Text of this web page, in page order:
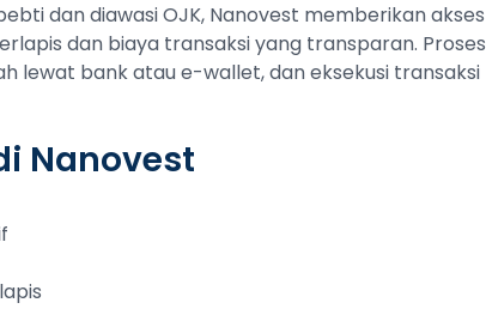
dan diawasi OJK, Nanovest memberikan akses
dan biaya transaksi yang transparan. Proses
lewat bank atau e-wallet, dan eksekusi transaksi
Nanovest